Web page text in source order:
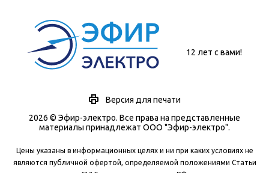
12 лет с вами!
Версия для печати
2026 © Эфир-электро. Все права на представленные
материалы принадлежат ООО "Эфир-электро".
Цены указаны в информационных целях и ни при каких условиях не
являются публичной офертой, определяемой положениями Статьи